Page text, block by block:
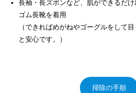
長袖・長ズボンなど、肌ができるだけ
ゴム長靴を着用
（できればめがねやゴーグルをして
と安心です。）
掃除の手順